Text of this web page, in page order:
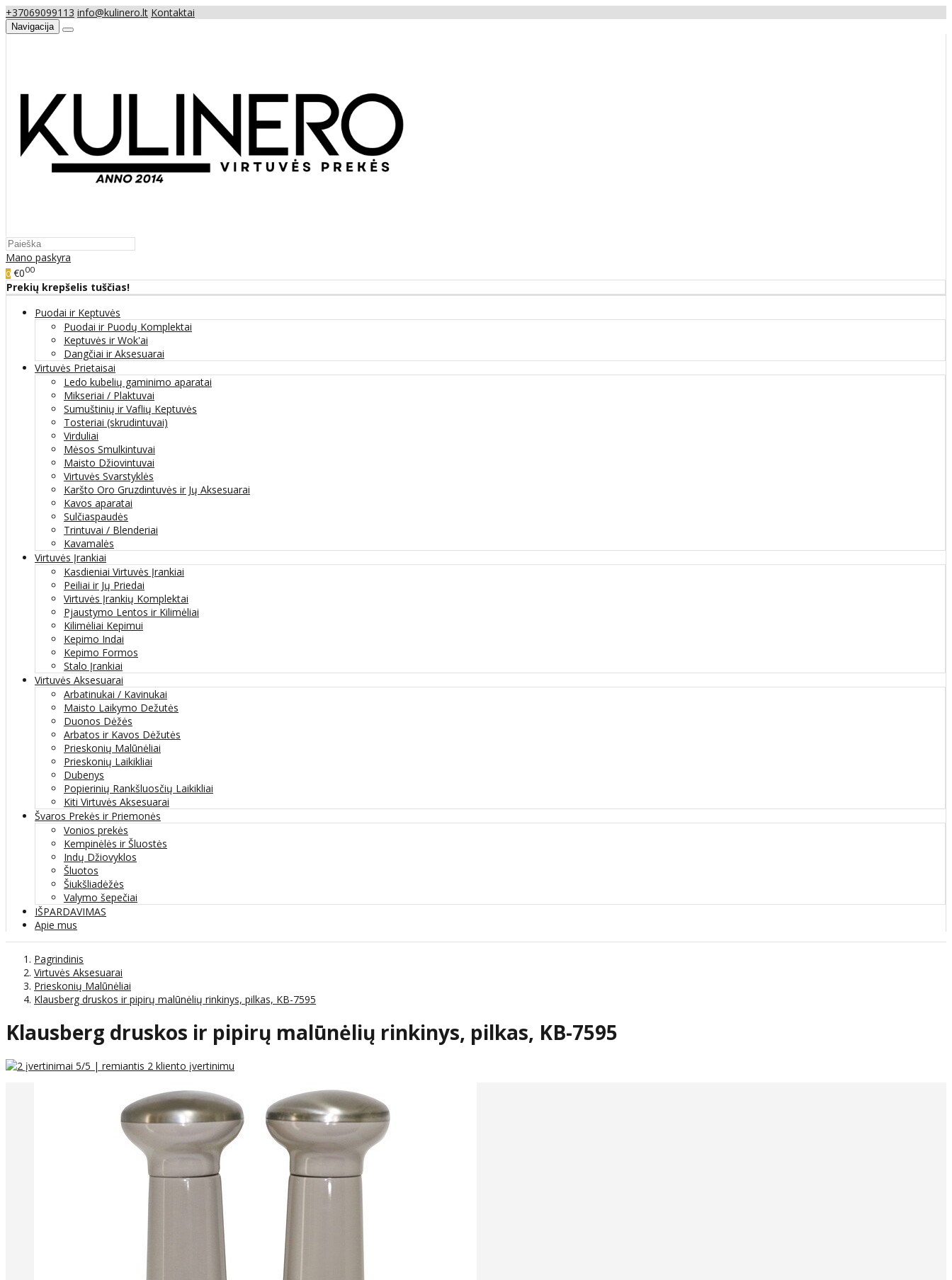
+37069099113 info@kulinero.lt Kontaktai
Navigacija
Mano paskyra
0 €000
Prekių krepšelis tuščias!
Puodai ir Keptuvės
Puodai ir Puodų Komplektai
Keptuvės ir Wok'ai
Dangčiai ir Aksesuarai
Virtuvės Prietaisai
Ledo kubelių gaminimo aparatai
Mikseriai / Plaktuvai
Sumuštinių ir Vaflių Keptuvės
Tosteriai (skrudintuvai)
Virduliai
Mėsos Smulkintuvai
Maisto Džiovintuvai
Virtuvės Svarstyklės
Karšto Oro Gruzdintuvės ir Jų Aksesuarai
Kavos aparatai
Sulčiaspaudės
Trintuvai / Blenderiai
Kavamalės
Virtuvės Įrankiai
Kasdieniai Virtuvės Įrankiai
Peiliai ir Jų Priedai
Virtuvės Įrankių Komplektai
Pjaustymo Lentos ir Kilimėliai
Kilimėliai Kepimui
Kepimo Indai
Kepimo Formos
Stalo Įrankiai
Virtuvės Aksesuarai
Arbatinukai / Kavinukai
Maisto Laikymo Dežutės
Duonos Dėžės
Arbatos ir Kavos Dėžutės
Prieskonių Malūnėliai
Prieskonių Laikikliai
Dubenys
Popierinių Rankšluosčių Laikikliai
Kiti Virtuvės Aksesuarai
Švaros Prekės ir Priemonės
Vonios prekės
Kempinėlės ir Šluostės
Indų Džiovyklos
Šluotos
Šiukšliadėžės
Valymo šepečiai
IŠPARDAVIMAS
Apie mus
Pagrindinis
Virtuvės Aksesuarai
Prieskonių Malūnėliai
Klausberg druskos ir pipirų malūnėlių rinkinys, pilkas, KB-7595
Klausberg druskos ir pipirų malūnėlių rinkinys, pilkas, KB-7595
5/5 | remiantis 2 kliento įvertinimu